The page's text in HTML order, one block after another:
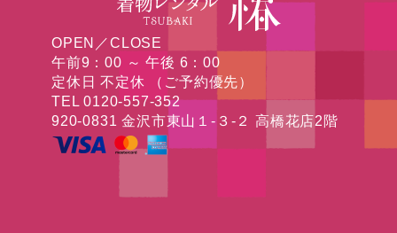
OPEN／CLOSE
午前9：00 ～ 午後 6：00
定休日 不定休 （ご予約優先）
TEL 0120-557-352
920-0831 金沢市東山１-３-２ 高橋花店2階